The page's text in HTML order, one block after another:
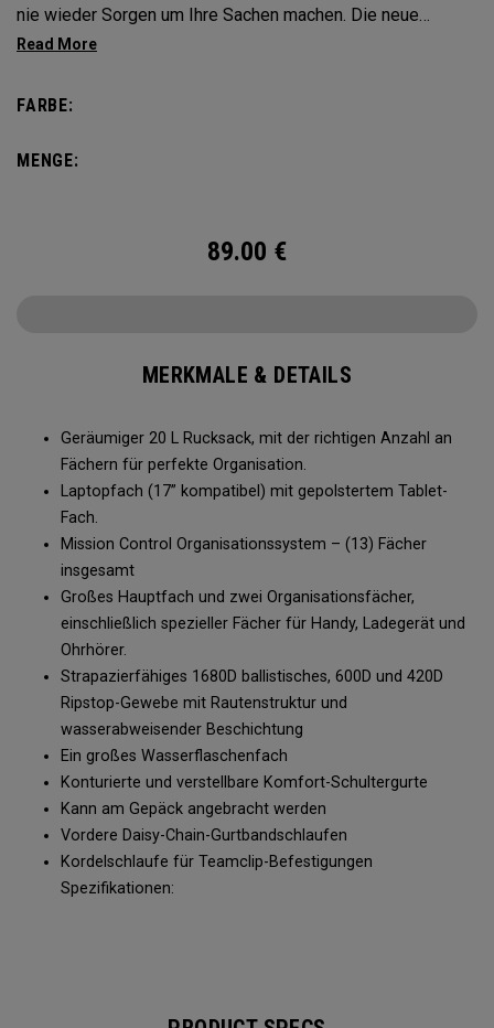
nie wieder Sorgen um Ihre Sachen machen. Die neue
Mission Control Organization macht Organisation zum
nicht zu kompliziert gestaltet. Nehmen Sie das Nötige mit
FARBE:
MENGE:
89.00 €
MERKMALE & DETAILS
Geräumiger 20 L Rucksack, mit der richtigen Anzahl an
Fächern für perfekte Organisation.
Laptopfach (17” kompatibel) mit gepolstertem Tablet-
Fach.
Mission Control Organisationssystem – (13) Fächer
insgesamt
Großes Hauptfach und zwei Organisationsfächer,
einschließlich spezieller Fächer für Handy, Ladegerät und
Ohrhörer.
Strapazierfähiges 1680D ballistisches, 600D und 420D
Ripstop-Gewebe mit Rautenstruktur und
wasserabweisender Beschichtung
Ein großes Wasserflaschenfach
Konturierte und verstellbare Komfort-Schultergurte
Kann am Gepäck angebracht werden
Vordere Daisy-Chain-Gurtbandschlaufen
Kordelschlaufe für Teamclip-Befestigungen
Spezifikationen: